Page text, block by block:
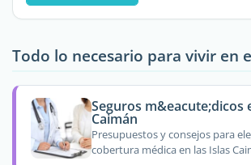
Todo lo necesario para vivir en
Seguros m&eacute;dicos
Caimán
Presupuestos y consejos para
cobertura médica en las Islas